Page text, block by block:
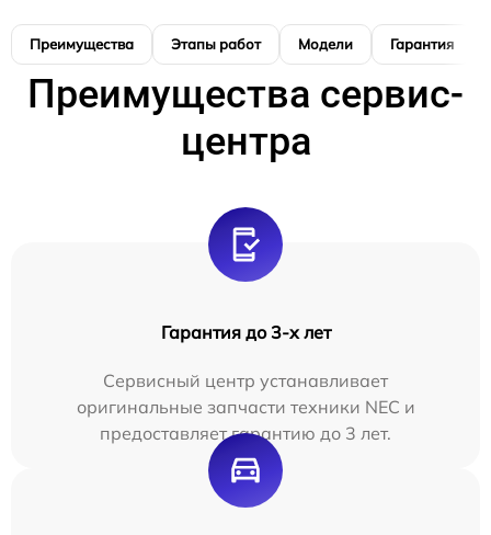
Преимущества Этапы работ Модели Гарантия
Преимущества сервис-
центра
Гарантия до 3-х лет
Сервисный центр устанавливает
оригинальные запчасти техники NEC и
предоставляет гарантию до 3 лет.